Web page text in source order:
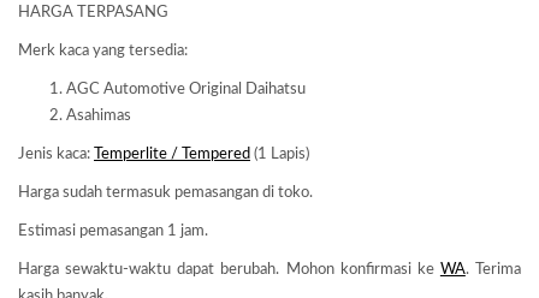
HARGA TERPASANG
Merk kaca yang tersedia:
AGC Automotive Original Daihatsu
Asahimas
Jenis kaca: Temperlite / Tempered (1 Lapis)
Harga sudah termasuk pemasangan di toko.
Estimasi pemasangan 1 jam.
Harga sewaktu-waktu dapat berubah. Mohon konfirmasi ke WA. Terima